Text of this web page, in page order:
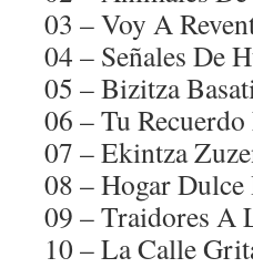
03 – Voy A
04 – Señales De
05 – Bizitza
06 – Tu
07 – Ekintza
08 – Hogar Dulce
09 – Traidores A
10 – La Calle